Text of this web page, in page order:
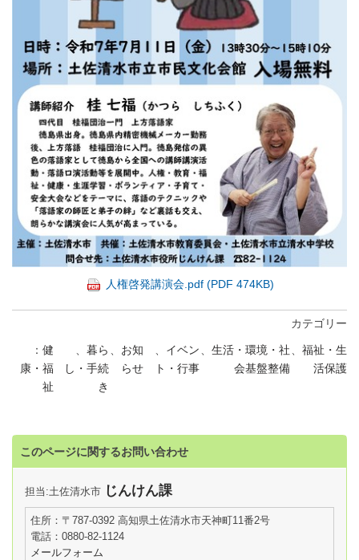
人権啓発講演会.pdf (PDF 474KB)
カテゴリー
健
康・福
祉
、 暮ら
し・手続
き
、 お知
らせ
、 イベン
ト・行事
、 生活・環境・社
会基盤整備
、 福祉・生
活保護
このページに関するお問い合わせ
担当:土佐清水市 じんけん課
住所：〒787-0392 高知県土佐清水市天神町11番2号
電話：0880-82-1124
メールフォーム